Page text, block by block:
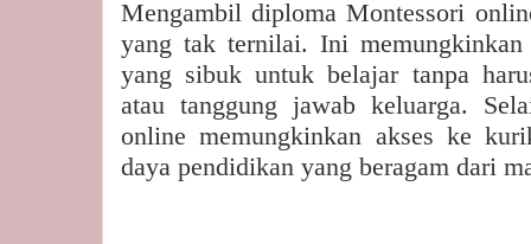
Mengambil diploma Montessori
yang tak ternilai. Ini
yang sibuk untuk belajar tanpa
atau tanggung jawab keluarga.
online memungkinkan akses ke
daya pendidikan yang beragam dari